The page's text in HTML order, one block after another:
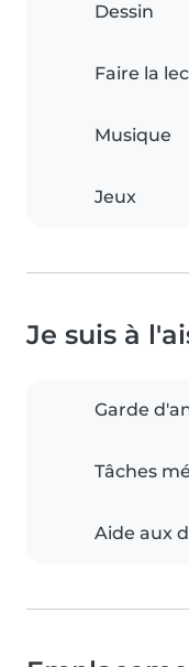
Dessin
Faire la
Musique
Jeux
Je suis à
Garde
Tâches
Aide aux